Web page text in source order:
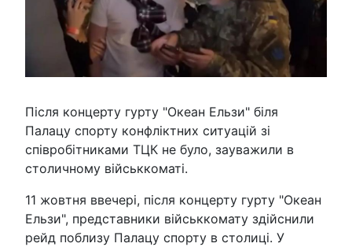
Після концерту гурту "Океан Ельзи" біля
Палацу спорту конфліктних ситуацій зі
співробітниками ТЦК не було, зауважили в
столичному військкоматі.
11 жовтня ввечері, після концерту гурту "Океан
Ельзи", представники військкомату здійснили
рейд поблизу Палацу спорту в столиці. У